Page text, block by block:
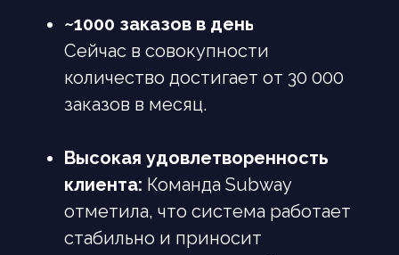
~1000 заказов в день:
Высокая удовлетворенность
клиента:
~1000 заказов в день: п п п
Сейчас в совокупности
количество достигает от 30 000
заказов в месяц.
Высокая удовлетворенность
клиента: Команда Subway
отметила, что система работает
стабильно и приносит
Запустим проект и получим
результат за 4 недели
Оценим стоимость и возврат